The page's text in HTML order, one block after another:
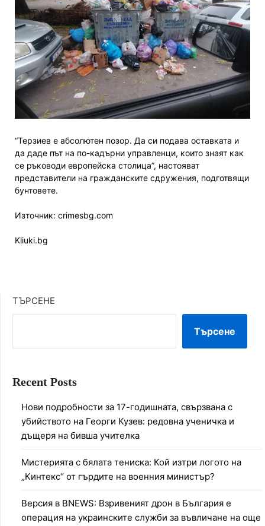
“Терзиев е абсолютен позор. Да си подава оставката и
да даде път на по-кадърни управленци, които знаят как
се ръководи европейска столица”, настояват
представители на гражданските сдружения, подготвящи
бунтовете.
Източник: crimesbg.com
Kliuki.bg
ТЪРСЕНЕ
Търсене
Recent Posts
Нови подробности за 17-годишната, свързвана с
убийството на Георги Кузев: редовна ученичка и
дъщеря на бивша учителка
Мистерията с бялата тениска: Кой изтри логото на
„Кинтекс“ от гърдите на военния министър?
Версия в BNEWS: Взривеният дрон в България е
операция на украинските служби за въвличане на още